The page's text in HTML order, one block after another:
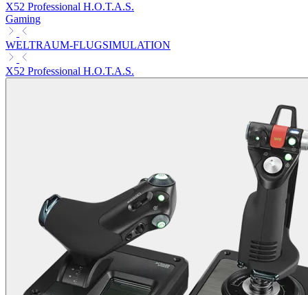
X52 Professional H.O.T.A.S.
Gaming
WELTRAUM-FLUGSIMULATION
X52 Professional H.O.T.A.S.